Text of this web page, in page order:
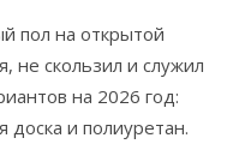
пол на открытой
не скользил и служил
на 2026 год:
доска и полиуретан.